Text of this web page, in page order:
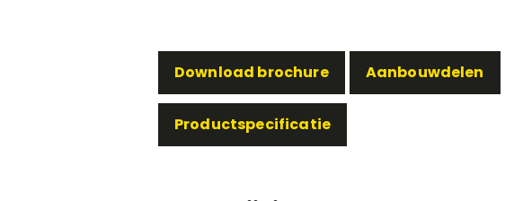
Download brochure Aanbouwdelen
Productspecificatie